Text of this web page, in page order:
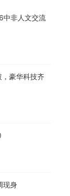
中非人文交流
豪华科技齐
现身